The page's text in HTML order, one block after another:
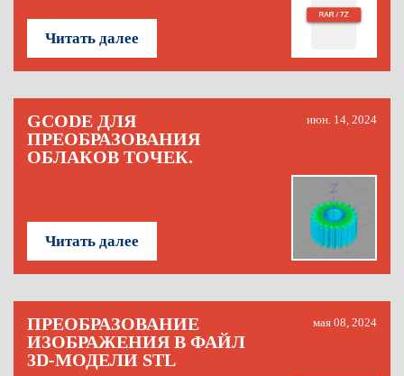
Читать далее
GCODE ДЛЯ
ПРЕОБРАЗОВАНИЯ
ОБЛАКОВ ТОЧЕК.
июн. 14, 2024
Читать далее
ПРЕОБРАЗОВАНИЕ
ИЗОБРАЖЕНИЯ В ФАЙЛ
3D-МОДЕЛИ STL
мая 08, 2024